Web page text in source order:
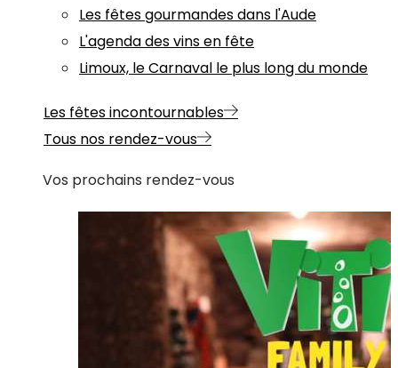
Les fêtes gourmandes dans l'Aude
L'agenda des vins en fête
Limoux, le Carnaval le plus long du monde
Les fêtes incontournables
Tous nos rendez-vous
Vos prochains rendez-vous